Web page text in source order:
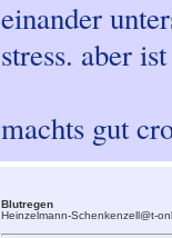
einander
stress. aber
machts gut
Blutregen
Heinzelmann-Schenkenzell@t-